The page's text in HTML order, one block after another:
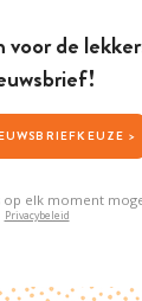
voor de
JOUW NIEUWSBRIEFKEUZE >
op elk moment
Privacybeleid